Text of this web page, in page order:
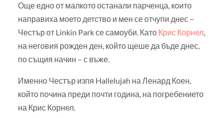
Още едно от малкото останали парченца, които
направиха моето детство и мен се отчупи днес –
Честър от Linkin Park се самоуби. Като Крис Корнел,
на неговия рожден ден, който щеше да бъде днес,
по същия начин – с въже.
Именно Честър изпя Hallelujah на Ленард Коен,
който почина преди почти година, на погребението
на Крис Корнел.